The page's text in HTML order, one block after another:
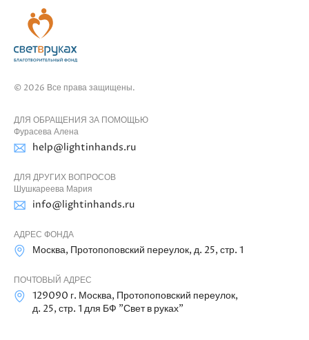
© 2026 Все права защищены.
ДЛЯ ОБРАЩЕНИЯ ЗА ПОМОЩЬЮ
Фурасева Алена
help@lightinhands.ru
ДЛЯ ДРУГИХ ВОПРОСОВ
Шушкареева Мария
info@lightinhands.ru
АДРЕС ФОНДА
Москва, Протопоповский переулок, д. 25, стр. 1
ПОЧТОВЫЙ АДРЕС
129090 г. Москва, Протопоповский переулок,
д. 25, стр. 1 для БФ "Свет в руках"